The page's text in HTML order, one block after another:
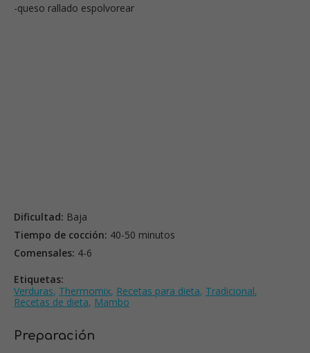
-queso rallado espolvorear
Dificultad: Baja
Tiempo de cocción: 40-50 minutos
Comensales: 4-6
Etiquetas:
Verduras, Thermomix, Recetas para dieta, Tradicional,
Recetas de dieta, Mambo
Preparación